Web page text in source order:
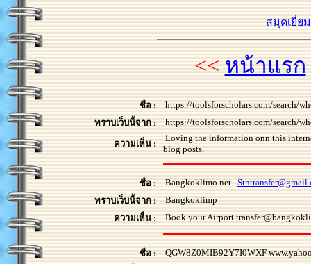
สมุดเยี่ย
<< หน้าแรก
ชื่อ :
https://toolsforscholars.com/search/
ทราบเว็บนี้จาก :
https://toolsforscholars.com/search/
ความเห็น :
Loving the information onn this
blog posts.
ชื่อ : Bangkoklimo.net
ทราบเว็บนี้จาก :
Bangkoklimp
ความเห็น :
Book your Airport
ชื่อ :
QGW8Z0MIB92Y7I0WXF